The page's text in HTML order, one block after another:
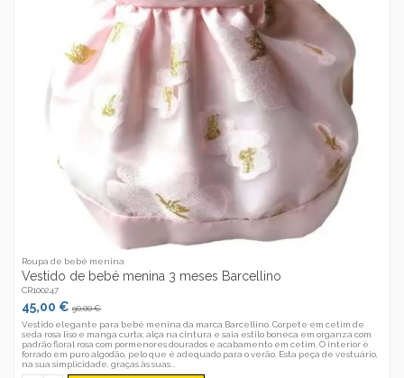
Roupa de bebé menina
Vestido de bebé menina 3 meses Barcellino
CR100247
45,00 €90,00 €
Vestido elegante para bebé menina da marca Barcellino. Corpete em cetim de
seda rosa liso e manga curta; alça na cintura e saia estilo boneca em organza com
padrão floral rosa com pormenores dourados e acabamento em cetim. O interior é
forrado em puro algodão, pelo que é adequado para o verão. Esta peça de vestuário,
na sua simplicidade, graças às suas...